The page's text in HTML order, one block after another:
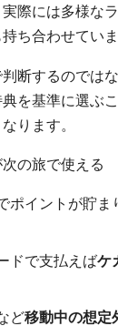
際には多様な
ち合わせていま
断するのでは
を基準に選ぶ
ります。
の旅で使える
ポイントが貯ま
ドで支払えばケ
ど移動中の想定